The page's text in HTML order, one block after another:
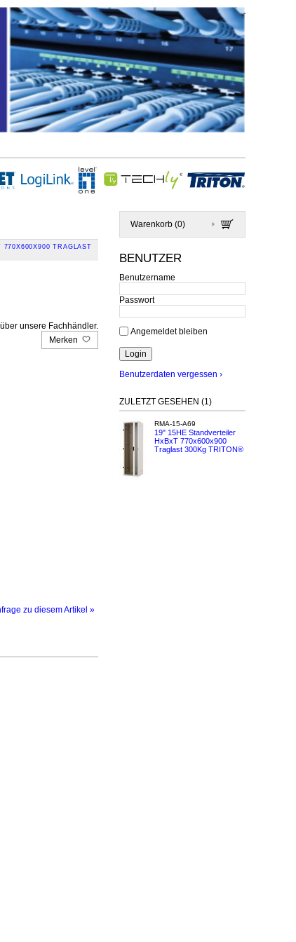
Warenkorb (0)
BENUTZER
Benutzername
Passwort
Angemeldet bleiben
Benutzerdaten vergessen ›
ZULETZT GESEHEN (1)
RMA-15-A69
19" 15HE Standverteiler
HxBxT 770x600x900
Traglast 300Kg TRITON®
TRAGLAST
unsere Fachhändler.
Merken
zu diesem Artikel »